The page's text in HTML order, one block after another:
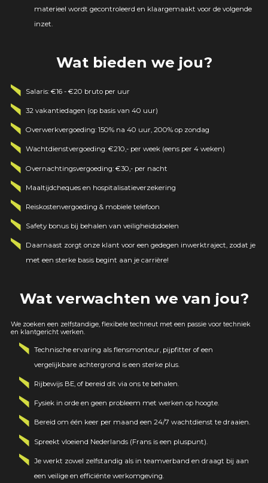
materieel wordt gecontroleerd en klaargemaakt voor de volgende
inzet.
Wat bieden we jou?
Salaris: €16 - €20 bruto per uur
32 vakantiedagen (op basis van 40 uur)
Overwerkvergoeding: 150% na 40 uur, 200% op zondag
Wachtdienstvergoeding: €210,- per week (eens per 4 weken)
Overnachtingsvergoeding: €30,- per nacht
Maaltijdcheques en hospitalisatieverzekering
Reiskostenvergoeding & mobiele telefoon
Safety bonus bij behalen van veiligheidsdoelen
Daarnaast zorgt onze klant voor een gedegen inwerktraject, zodat je
met een sterke basis begint aan je carrière!
Wat verwachten we van jou?
We zoeken een zelfstandige, flexibele techneut met een passie voor techniek
en klantgericht werken.
Technische ervaring als flensmonteur, pijpfitter of een
vergelijkbare achtergrond is een sterke plus.
Rijbewijs BE, of bereid dit via ons te behalen.
Fysiek in orde en geen probleem met werken op hoogte.
Bereid om één keer per maand een24/7 wachtdienst te draaien.
Spreektvloeiend Nederlands (Frans is een pluspunt).
Je werkt zowel zelfstandig als in teamverband en draagt bij aan
een veilige en efficiënte werkomgeving.